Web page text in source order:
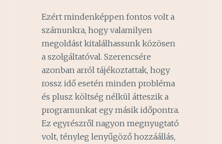
Ezért mindenképpen fontos volt a
számunkra, hogy valamilyen
megoldást kitalálhassunk közösen
a szolgáltatóval. Szerencsére
azonban arról tájékoztattak, hogy
rossz idő esetén minden probléma
és plusz költség nélkül átteszik a
programunkat egy másik időpontra.
Ez egyrészről nagyon megnyugtató
volt, tényleg lenyűgöző hozzáállás,